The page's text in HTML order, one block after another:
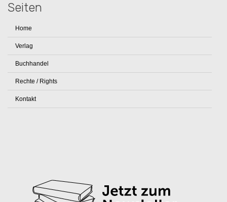
Seiten
Home
Verlag
Buchhandel
Rechte / Rights
Kontakt